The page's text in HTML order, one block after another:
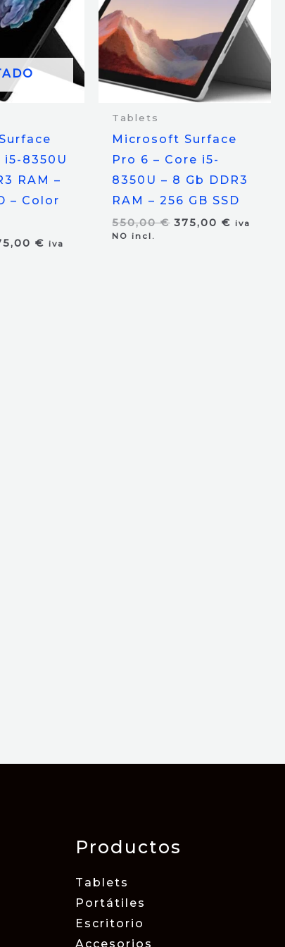
i5-8350U
RAM –
– Color
€Eliva
Tablets
Microsoft Surface
Pro 6 – Core i5-
8350U – 8 Gb DDR3
RAM – 256 GB SSD
550,00€ El
375,00€ El
iva
NO incl.
Productos
Tablets
Portátiles
Escritorio
Accesorios